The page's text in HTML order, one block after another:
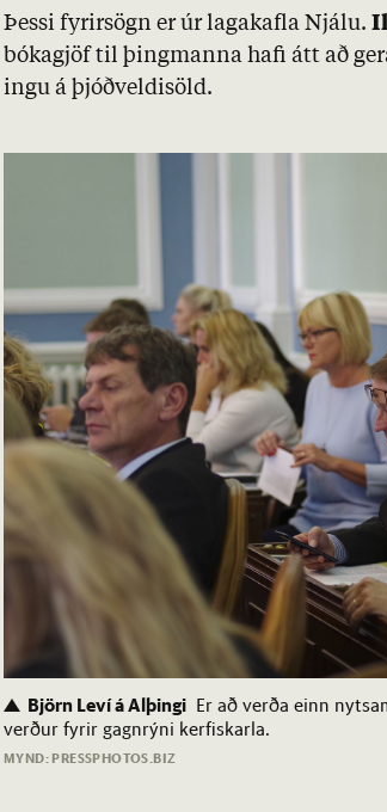
Þessi fyr­ir­sögn er úr lagakafla Njálu.
bóka­gjöf til þing­manna hafi átt að
ingu á þjóð­veldis­öld.
Björn Leví á Alþingi Er að verða einn
verður fyrir gagnrýni kerfiskarla.
MYND: PRESSPHOTOS.BIZ